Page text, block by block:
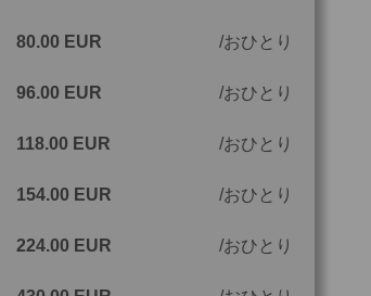
コード
80.00 EUR おひとり
96.00 EUR おひとり
118.00 EUR おひとり
154.00 EUR おひとり
224.00 EUR おひとり